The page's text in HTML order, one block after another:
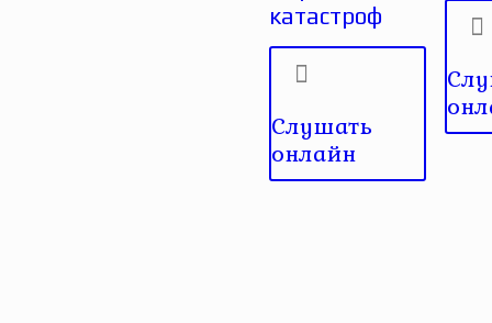
катастроф
Слушать
онлайн